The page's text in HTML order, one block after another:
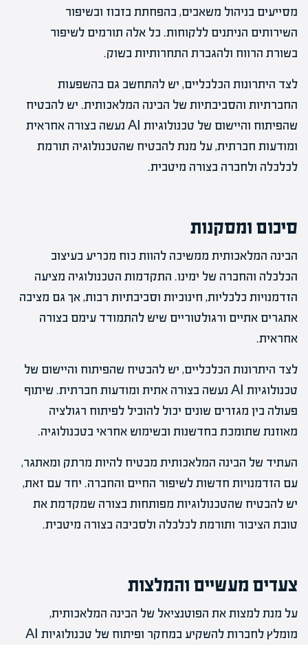
מסייעים בניהול משאבים, בהפחתת בזבוז ובשיפור
השירותים הניתנים ללקוחות. כל אלה תורמים לשיפור
בשורת הרווח ולהגברת התחרותיות בשוק.
לצד היתרונות הכלכליים, יש להתחשב גם בהשפעות
החברתיות והסביבתיות של הבינה המלאכותית. יש להבטיח
שהפיתוח והיישום של טכנולוגיות AI נעשה בצורה אחראית
ומודעות חברתית, על מנת להבטיח שהטכנולוגיה תורמת
לכלכלה ולחברה בצורה מיטבית.
סיכום ומסקנות
הבינה המלאכותית ממשיכה להוות כוח מכריע בעיצוב
הכלכלה והחברה של ימינו. התקדמות הטכנולוגיה מציעה
הזדמנויות כלכליות, חינוכיות וסביבתיות רבות, אך גם מציבה
אתגרים אתיים ורגולטוריים שיש להתמודד עימם בצורה
אחראית.
לצד היתרונות הכלכליים, יש להבטיח שהפיתוח והיישום של
טכנולוגיות AI נעשה בצורה אתית ומודעות חברתית. שיתוף
פעולה בין מגזרים שונים יכול להוביל לפיתוח רגולציה
מאוזנת שתומכת בחדשנות ובשימוש אחראי בטכנולוגיה.
העתיד של הבינה המלאכותית מבטיח להיות מרתק ומאתגר,
עם הזדמנויות חדשות לשיפור החיים והחברה. יחד עם זאת,
יש להבטיח שהטכנולוגיות מפותחות בצורה שמקדמת את
טובת הציבור ותורמת לכלכלה ולסביבה בצורה מיטבית.
צעדים מעשיים והמלצות
על מנת למצות את הפוטנציאל של הבינה המלאכותית,
מומלץ לחברות להשקיע במחקר ופיתוח של טכנולוגיות AI